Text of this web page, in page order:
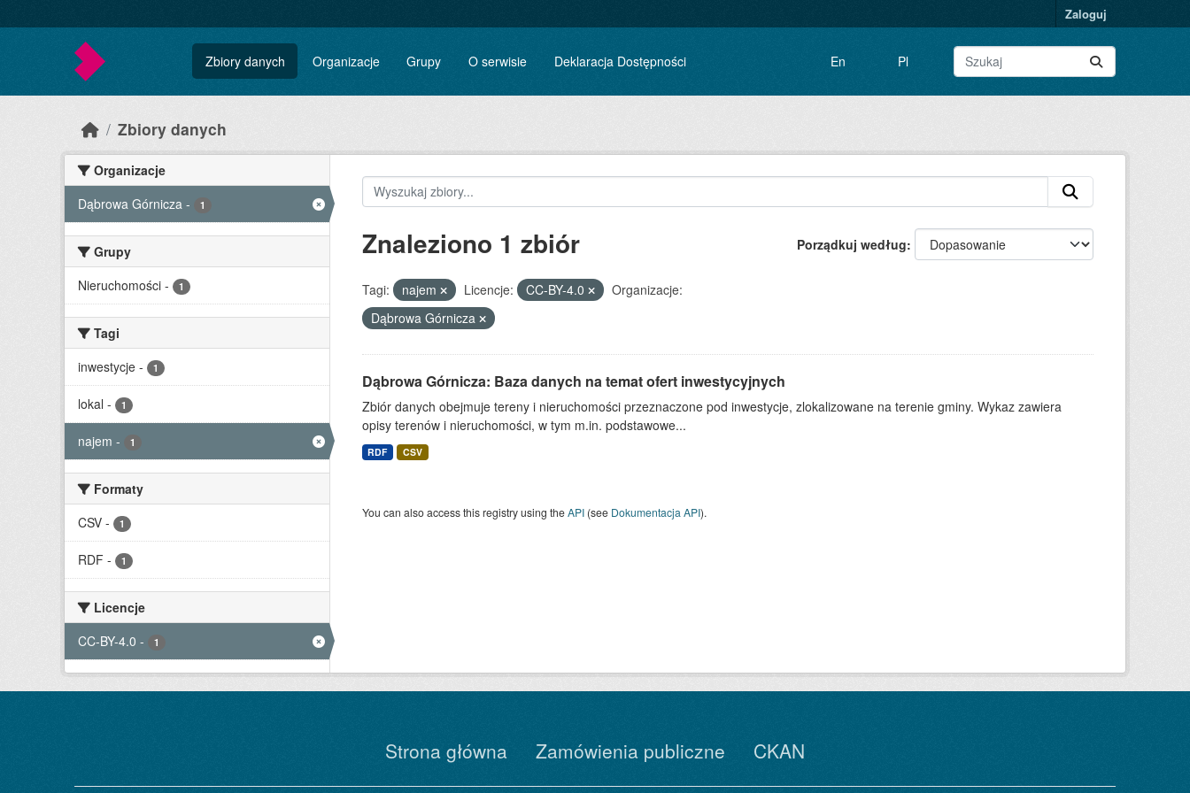
Zaloguj
Zbiory danych Organizacje Grupy O serwisie Deklaracja Dostępności En Pl
Zbiory danych
Organizacje
Dąbrowa Górnicza - 1
Grupy
Nieruchomości - 1
Tagi
inwestycje - 1
lokal - 1
najem - 1
Formaty
CSV - 1
RDF - 1
Licencje
CC-BY-4.0 - 1
Porządkuj według
Znaleziono 1 zbiór
Tagi: najem Licencje: CC-BY-4.0
Organizacje:
Dąbrowa Górnicza
Dąbrowa Górnicza: Baza danych na temat ofert inwestycyjnych
Zbiór danych obejmuje tereny i nieruchomości przeznaczone pod inwestycje, zlokalizowane na terenie gminy. Wykaz zawiera
opisy terenów i nieruchomości, w tym m.in. podstawowe...
RDF CSV
You can also access this registry using theAPI(see Dokumentacja API).
Strona główna Zamówienia publiczne CKAN